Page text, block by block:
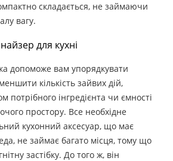
складається, не займаючи
вагу.
допоможе вам упорядкувати
кількість зайвих дій,
потрібного інгредієнта чи ємності
простору. Все необхідне
кухонний аксесуар, що має
не займає багато місця, тому що
застібку. До того ж, він